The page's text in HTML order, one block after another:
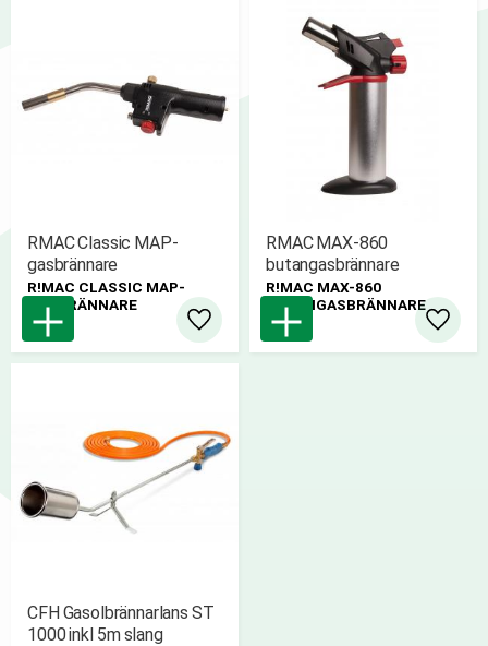
RMAC Classic MAP-
gasbrännare
R!MAC CLASSIC MAP-
GASBRÄNNARE
Lägg till i favoriter
RMAC MAX-860
butangasbrännare
R!MAC MAX-860
BUTANGASBRÄNNARE
Lägg
CFH Gasolbrännarlans ST
1000 inkl 5m slang